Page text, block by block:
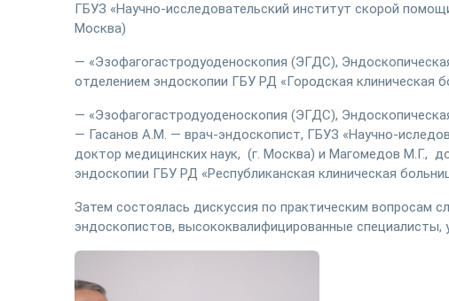
ГБУЗ «Научно-исследовательский институт скорой
Москва)
— «Эзофагогастродуоденоскопия (ЭГДС),
отделением эндоскопии ГБУ РД «Городская клиническая
— «Эзофагогастродуоденоскопия (ЭГДС),
— Гасанов А.М. — врач-эндоскопист, ГБУЗ «Научно-
доктор медицинских наук, (г. Москва) и Магомедов М.Г.,
эндоскопии ГБУ РД «Республиканская клиническая
Затем состоялась дискуссия по практическим вопросам
эндоскопистов, высококвалифицированные